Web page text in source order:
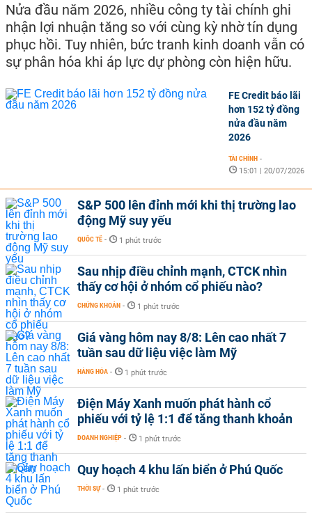
Nửa đầu năm 2026, nhiều công ty tài chính ghi
nhận lợi nhuận tăng so với cùng kỳ nhờ tín dụng
phục hồi. Tuy nhiên, bức tranh kinh doanh vẫn có
sự phân hóa khi áp lực dự phòng còn hiện hữu.
FE Credit báo lãi
hơn 152 tỷ đồng
nửa đầu năm
2026
TÀI CHÍNH -
15:01 | 20/07/2026
S&P 500 lên đỉnh mới khi thị trường lao
động Mỹ suy yếu
QUỐC TẾ - 1 phút trước
Sau nhịp điều chỉnh mạnh, CTCK nhìn
thấy cơ hội ở nhóm cổ phiếu nào?
CHỨNG KHOÁN - 1 phút trước
Giá vàng hôm nay 8/8: Lên cao nhất 7
tuần sau dữ liệu việc làm Mỹ
HÀNG HÓA - 1 phút trước
Điện Máy Xanh muốn phát hành cổ
phiếu với tỷ lệ 1:1 để tăng thanh khoản
DOANH NGHIỆP - 1 phút trước
Quy hoạch 4 khu lấn biển ở Phú Quốc
THỜI SỰ - 1 phút trước